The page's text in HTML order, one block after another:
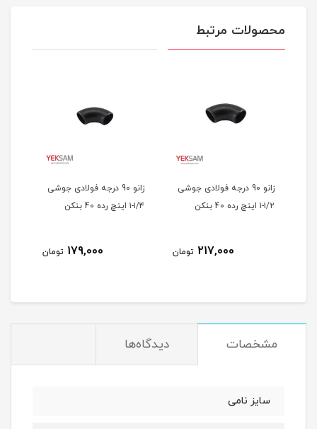
محصولات مرتبط
زانو 90 درجه فولادی جوشی
۱/۲-۱ اینچ رده 40 بنکن
217,000 تومان
زانو 90 درجه فولادی جوشی
۱/۴-۱ اینچ رده 40 بنکن
179,000 تومان
مشخصات دیدگاه‌ها
سایز نامی